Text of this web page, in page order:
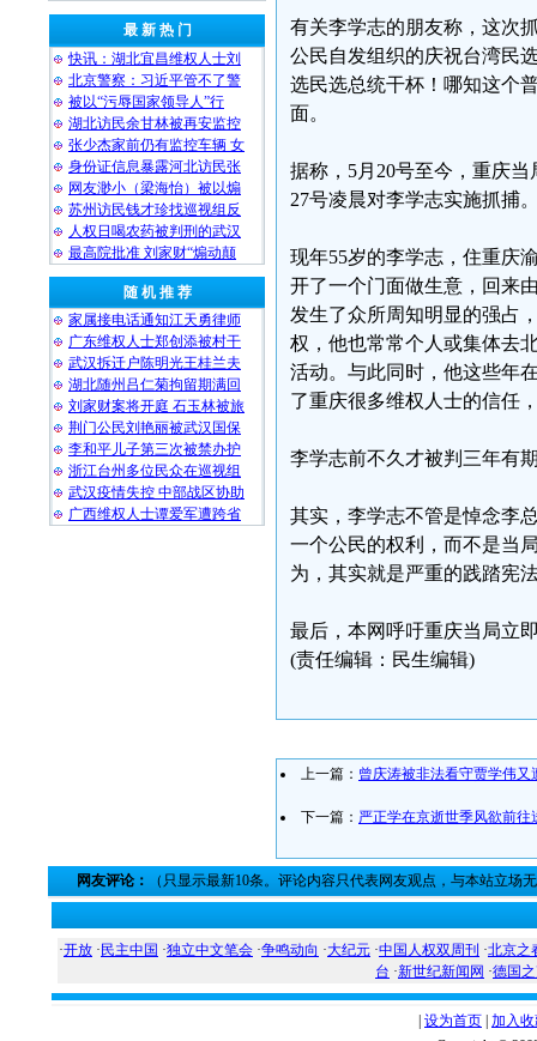
最 新 热 门
快讯：湖北宜昌维权人士刘
北京警察：习近平管不了警
被以“污辱国家领导人”行
湖北访民余甘林被再安监控
张少杰家前仍有监控车辆 女
身份证信息暴露河北访民张
网友渺小（梁海怡）被以煽
苏州访民钱才珍找巡视组反
人权日喝农药被判刑的武汉
最高院批准 刘家财“煽动颠
随 机 推 荐
家属接电话通知江天勇律师
广东维权人士郑创添被村干
武汉拆迁户陈明光王桂兰夫
湖北随州吕仁菊拘留期满回
刘家财案将开庭 石玉林被旅
荆门公民刘艳丽被武汉国保
李和平儿子第三次被禁办护
浙江台州多位民众在巡视组
武汉疫情失控 中部战区协助
广西维权人士谭爱军遭跨省
有关李学志的朋友称，这次
公民自发组织的庆祝台湾民
选民选总统干杯！哪知这个
面。
据称，5月20号至今，重庆
27号凌晨对李学志实施抓捕
现年55岁的李学志，住重庆
开了一个门面做生意，回来
发生了众所周知明显的强占
权，他也常常个人或集体去
活动。与此同时，他这些年
了重庆很多维权人士的信任
李学志前不久才被判三年有
其实，李学志不管是悼念李
一个公民的权利，而不是当
为，其实就是严重的践踏宪
最后，本网呼吁重庆当局立
(责任编辑：民生编辑)
上一篇： 曾庆涛被非法看守贾学伟又
下一篇： 严正学在京逝世季风欲前往
网友评论： （只显示最新10条。评论内容只代表网友观点，与本站立场
·开放 · 民主中国 ·独立中文笔会 ·争鸣动向 ·大纪元 ·中国人权双周刊 ·北京之
台 ·新世纪新闻网 ·德国
设为首页 加入